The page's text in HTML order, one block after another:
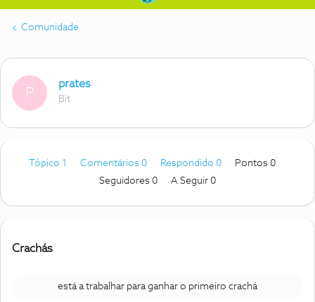
Comunidade
P
prates
Bit
Tópico 1 Comentários 0 Respondido 0
Pontos 0
Seguidores 0 A Seguir 0
Crachás
está a trabalhar para ganhar o primeiro crachá